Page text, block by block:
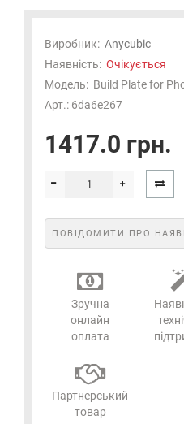
Виробник: Anycubic
Наявність: Очікується
Модель: Build Plate for
Арт.: 6da6e267
1417.0 грн.
ПОВІДОМИТИ ПРО
Зручна
онлайн
оплата
Партнерський
товар